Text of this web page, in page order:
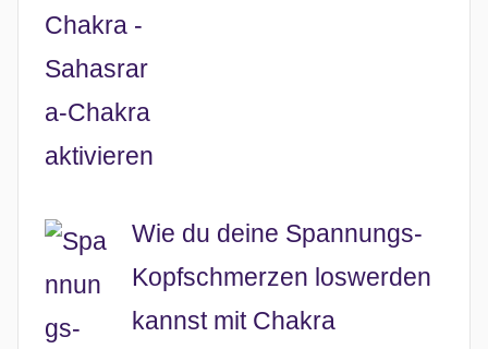
Wie du deine Spannungs-
Kopfschmerzen loswerden
kannst mit Chakra